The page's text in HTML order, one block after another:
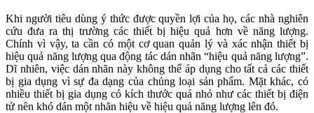
Khi người tiêu dùng ý thức được quyền lợi của họ, các nhà nghiên
cứu đưa ra thị trường các thiết bị hiệu quả hơn về năng lượng.
Chính vì vậy, ta cần có một cơ quan quản lý và xác nhận thiết bị
hiệu quả năng lượng qua động tác dán nhãn “hiệu quả năng lượng”.
Dĩ nhiên, việc dán nhãn này không thể áp dụng cho tất cả các thiết
bị gia dụng vì sự đa dạng của chủng loại sản phẩm. Mặt khác, có
nhiều thiết bị gia dụng có kích thước quá nhỏ như các thiết bị điện
tử nên khó dán một nhãn hiệu về hiệu quả năng lượng lên đó.